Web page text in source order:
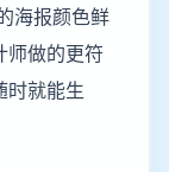
海报颜色鲜
师做的更符
时就能生